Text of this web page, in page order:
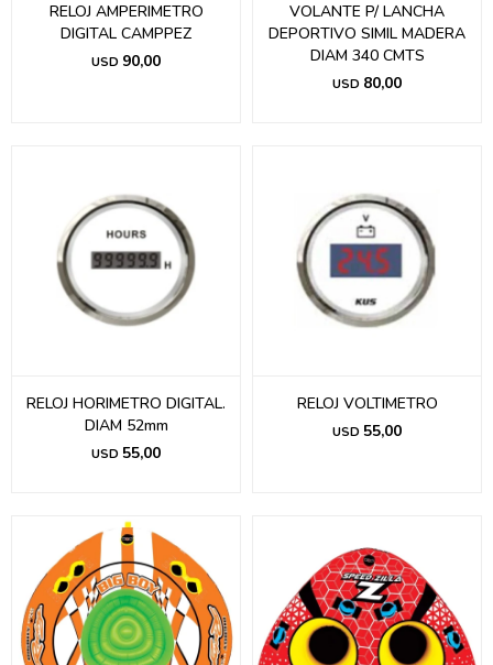
RELOJ AMPERIMETRO
DIGITAL CAMPPEZ
USD 90,00
VOLANTE P/ LANCHA
DEPORTIVO SIMIL MADERA
DIAM 340 CMTS
USD 80,00
RELOJ HORIMETRO DIGITAL.
DIAM 52mm
USD 55,00
RELOJ VOLTIMETRO
USD 55,00